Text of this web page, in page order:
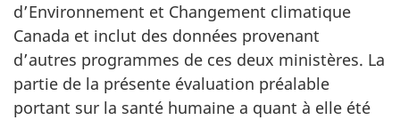
d’Environnement et Changement climatique
Canada et inclut des données provenant
d’autres programmes de ces deux ministères. La
partie de la présente évaluation préalable
portant sur la santé humaine a quant à elle été